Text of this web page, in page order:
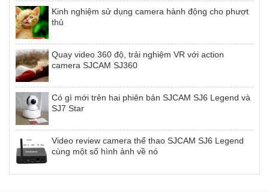
Kinh nghiệm sử dụng camera hành động cho phượt
thủ
Quay video 360 độ, trải nghiệm VR với action
camera SJCAM SJ360
Có gì mới trên hai phiên bản SJCAM SJ6 Legend và
SJ7 Star
Video review camera thể thao SJCAM SJ6 Legend
cùng một số hình ảnh về nó